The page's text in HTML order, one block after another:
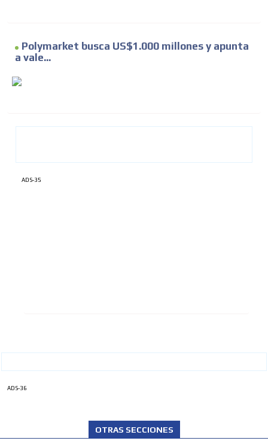
Polymarket busca US$1.000 millones y apunta
a vale...
ADS-35
ADS-36
OTRAS SECCIONES